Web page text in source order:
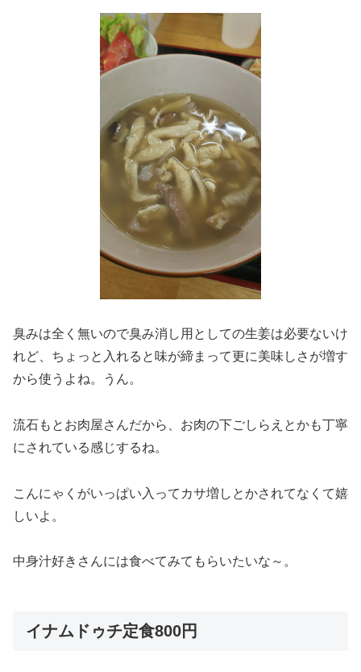
臭みは全く無いので臭み消し用としての生姜は必要ないけ
れど、ちょっと入れると味が締まって更に美味しさが増す
から使うよね。うん。
流石もとお肉屋さんだから、お肉の下ごしらえとかも丁寧
にされている感じするね。
こんにゃくがいっぱい入ってカサ増しとかされてなくて嬉
しいよ。
中身汁好きさんには食べてみてもらいたいな～。
イナムドゥチ定食800円